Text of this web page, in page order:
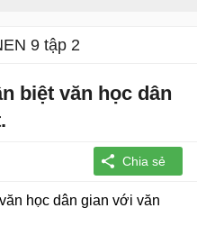
9 tập 2
biệt văn học dân
học dân gian với văn